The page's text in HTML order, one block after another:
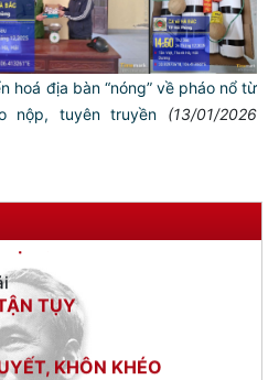
hoá địa bàn “nóng” về pháo nổ từ
nộp, tuyên truyền
(13/01/2026
ÁI GIÚP ĐỠ
TRUNG THÀNH
KHÔN KHÉO
tịch Hồ Chí Minh
an Khu XII,
3 năm 1948.